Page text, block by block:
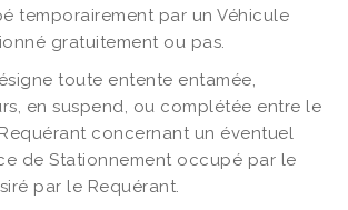
temporairement par un Véhicule
gratuitement ou pas.
toute entente entamée,
en suspend, ou complétée entre le
concernant un éventuel
de Stationnement occupé par le
par le Requérant.